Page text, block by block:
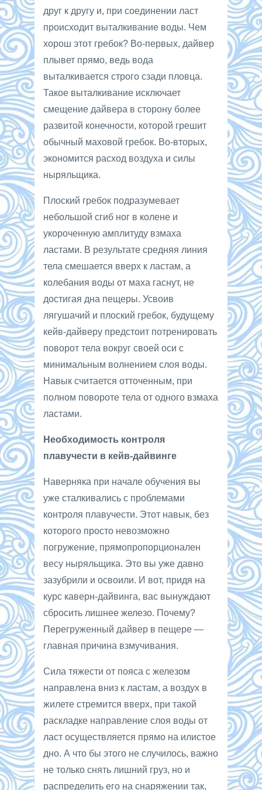
друг к другу и, при соединении ласт
происходит выталкивание воды. Чем
хорош этот гребок? Во-первых, дайвер
плывет прямо, ведь вода
выталкивается строго сзади пловца.
Такое выталкивание исключает
смещение дайвера в сторону более
развитой конечности, которой грешит
обычный маховой гребок. Во-вторых,
экономится расход воздуха и силы
ныряльщика.
Плоский гребок подразумевает
небольшой сгиб ног в колене и
укороченную амплитуду взмаха
ластами. В результате средняя линия
тела смешается вверх к ластам, а
колебания воды от маха гаснут, не
достигая дна пещеры. Усвоив
лягушачий и плоский гребок, будущему
кейв-дайверу предстоит потренировать
поворот тела вокруг своей оси с
минимальным волнением слоя воды.
Навык считается отточенным, при
полном повороте тела от одного взмаха
ластами.
Необходимость контроля
плавучести в кейв-дайвинге
Наверняка при начале обучения вы
уже сталкивались с проблемами
контроля плавучести. Этот навык, без
которого просто невозможно
погружение, прямопропорционален
весу ныряльщика. Это вы уже давно
зазубрили и освоили. И вот, придя на
курс каверн-дайвинга, вас вынуждают
сбросить лишнее железо. Почему?
Перегруженный дайвер в пещере —
главная причина взмучивания.
Сила тяжести от пояса с железом
направлена вниз к ластам, а воздух в
жилете стремится вверх, при такой
раскладке направление слоя воды от
ласт осуществляется прямо на илистое
дно. А что бы этого не случилось, важно
не только снять лишний груз, но и
распределить его на снаряжении так,